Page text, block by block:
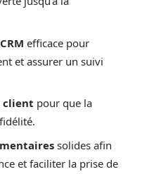
CRM efficace pour
et assurer un suivi
client pour que la
solides afin
et faciliter la prise de